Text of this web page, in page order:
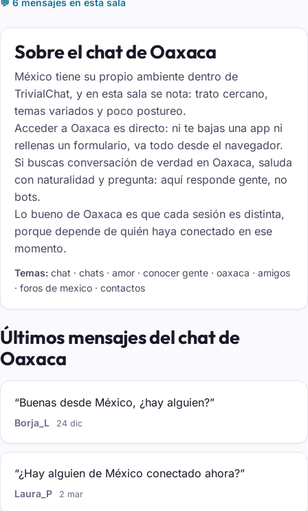
Sobre el chat de Oaxaca
México tiene su propio ambiente dentro de
TrivialChat, y en esta sala se nota: trato cercano,
temas variados y poco postureo.
Acceder a Oaxaca es directo: ni te bajas una app ni
rellenas un formulario, va todo desde el navegador.
Si buscas conversación de verdad en Oaxaca, saluda
con naturalidad y pregunta: aquí responde gente, no
bots.
Lo bueno de Oaxaca es que cada sesión es distinta,
porque depende de quién haya conectado en ese
momento.
Temas: chat · chats · amor · conocer gente · oaxaca · amigos
· foros de mexico · contactos
Últimos mensajes del chat de
Oaxaca
“Buenas desde México, ¿hay alguien?”
Borja_L 24 dic
“¿Hay alguien de México conectado ahora?”
Laura_P 2 mar